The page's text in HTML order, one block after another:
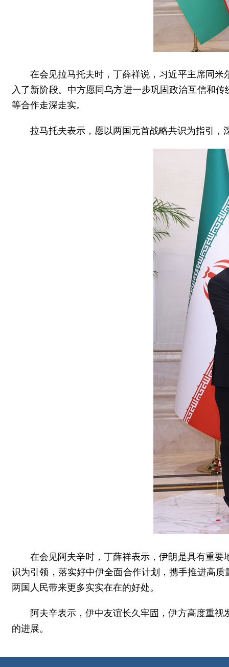
在会见拉马托夫时，丁薛祥说，习近平主席同
入了新阶段。中方愿同乌方进一步巩固政治互信和
等合作走深走实。
拉马托夫表示，愿以两国元首战略共识为指引
在会见阿夫辛时，丁薛祥表示，伊朗是具有重
识为引领，落实好中伊全面合作计划，携手推进高
两国人民带来更多实实在在的好处。
阿夫辛表示，伊中友谊长久牢固，伊方高度重
的进展。